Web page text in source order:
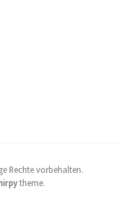
Rechte vorbehalten.
theme.